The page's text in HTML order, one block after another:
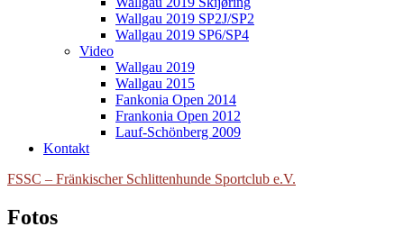
Wallgau 2019 SP2J/SP2
Wallgau 2019 SP6/SP4
Video
Wallgau 2019
Wallgau 2015
Fankonia Open 2014
Frankonia Open 2012
Lauf-Schönberg 2009
Kontakt
FSSC – Fränkischer Schlittenhunde Sportclub e.V.
Fotos